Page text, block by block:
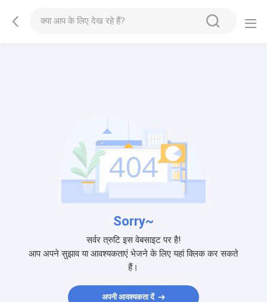
Sorry~
सर्वर त्रुटि इस वेबसाइट पर है!
आप अपने सुझाव या आवश्यकताएं भेजने के लिए यहां क्लिक कर सकते
हैं।
अपनी आवश्यकता दें